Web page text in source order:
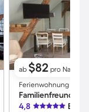
ab $82 pro Nacht
Ferienwohnung ∙ 2
4,8